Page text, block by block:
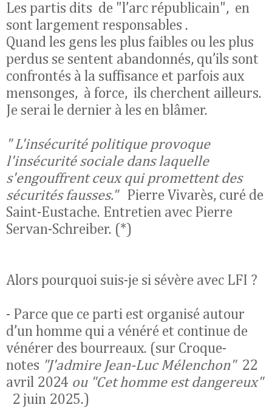
Les partis dits de "l’arc républicain", en
sont largement responsables .
Quand les gens les plus faibles ou les plus
perdus se sentent abandonnés, qu’ils sont
confrontés à la suffisance et parfois aux
mensonges, à force, ils cherchent ailleurs.
Je serai le dernier à les en blâmer.
" L'insécurité politique provoque
l'insécurité sociale dans laquelle
s'engouffrent ceux qui promettent des
sécurités fausses."Pierre Vivarès, curé de
Saint-Eustache. Entretien avec Pierre
Servan-Schreiber. (*)
Alors pourquoi suis-je si sévère avec LFI ?
- Parce que ce parti est organisé autour
d’un homme qui a vénéré et continue de
vénérer des bourreaux. (sur Croque-
notes "J'admire Jean-Luc Mélenchon" 22
avril 2024 ou "Cet homme est dangereux"
2 juin 2025.)